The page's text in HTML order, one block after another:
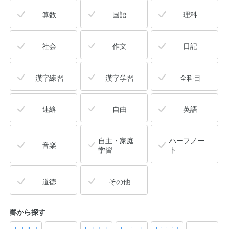
算数 国語 理科
社会 作文 日記
漢字練習 漢字学習 全科目
連絡 自由 英語
音楽
自主・家庭
学習
ハーフノー
ト
道徳 その他
罫から探す